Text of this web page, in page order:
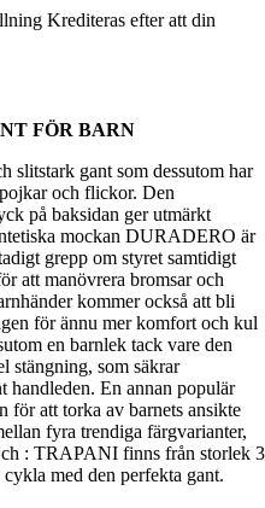
Krediteras efter att din
FÖR BARN
slitstark gant som dessutom har
och flickor. Den
på baksidan ger utmärkt
mockan DURADERO är
grepp om styret samtidigt
att manövrera bromsar och
kommer också att bli
för ännu mer komfort och kul
en barnlek tack vare den
stängning, som säkrar
handleden. En annan populär
för att torka av barnets ansikte
fyra trendiga färgvarianter,
: TRAPANI finns från storlek 3
med den perfekta gant.